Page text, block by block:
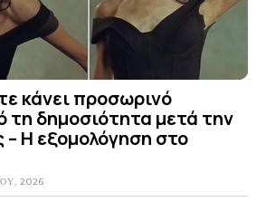
κάνει προσωρινό
τη δημοσιότητα μετά την
– Η εξομολόγηση στο
2026